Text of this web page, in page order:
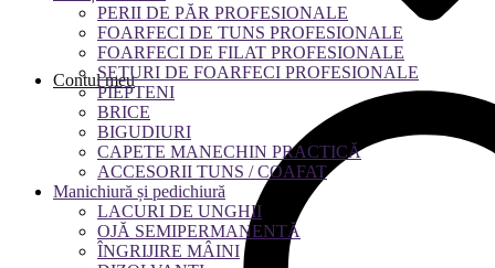
Contul meu
PERII DE PĂR PROFESIONALE
FOARFECI DE TUNS PROFESIONALE
FOARFECI DE FILAT PROFESIONALE
SETURI DE FOARFECI PROFESIONALE
PIEPTENI
BRICE
BIGUDIURI
CAPETE MANECHIN PRACTICĂ
ACCESORII TUNS / COAFAT
Manichiură și pedichiură
LACURI DE UNGHII
OJĂ SEMIPERMANENTĂ
ÎNGRIJIRE MÂINI